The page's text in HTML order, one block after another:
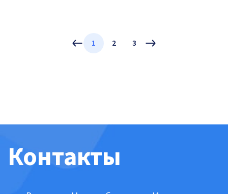
1 2 3
Контакты